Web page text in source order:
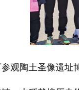
观陶土圣像遗